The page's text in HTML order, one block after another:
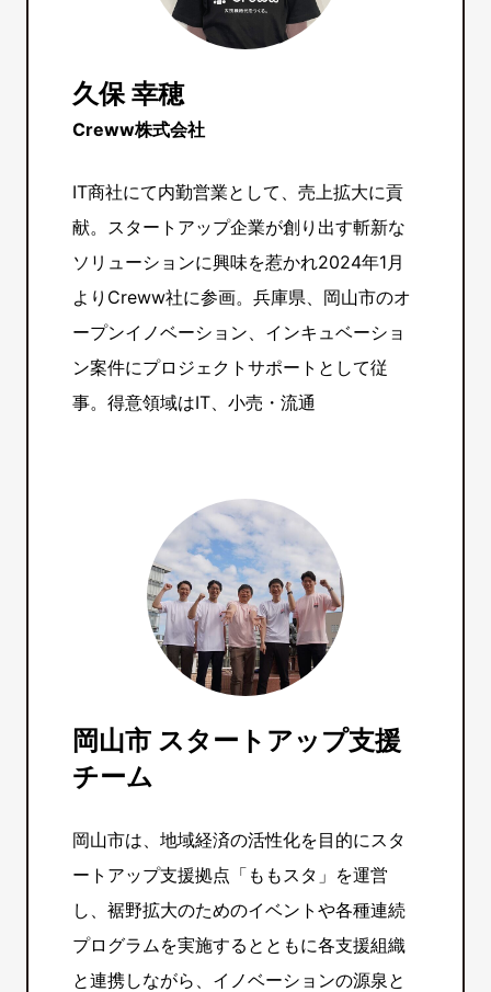
久保 幸穂
Creww株式会社
IT商社にて内勤営業として、売上拡大に貢
献。スタートアップ企業が創り出す斬新な
ソリューションに興味を惹かれ2024年1月
よりCreww社に参画。兵庫県、岡山市のオ
ープンイノベーション、インキュベーショ
ン案件にプロジェクトサポートとして従
事。得意領域はIT、小売・流通
岡山市 スタートアップ支援
チーム
岡山市は、地域経済の活性化を目的にスタ
ートアップ支援拠点「ももスタ」を運営
し、裾野拡大のためのイベントや各種連続
プログラムを実施するとともに各支援組織
と連携しながら、イノベーションの源泉と